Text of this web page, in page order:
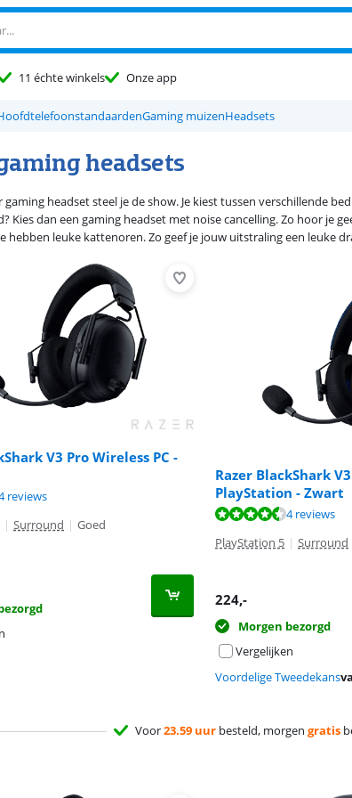
11 échte winkels Onze app
Gaming muizenHeadsets
headsets
gaming headset steel je de show. Je kiest tussen verschillende
Kies dan een gaming headset met noise cancelling. Zo hoor je
hebben leuke kattenoren. Zo geef je jouw uitstraling een leuke
V3 Pro Wireless PC -
van de 10, gebaseerd op 4 reviews.
reviews
| Surround | Goed
Razer BlackShark
PlayStation - Zwart
4 reviews
PlayStation 5 | Surround
224,-
Morgen bezorgd
Vergelijken
Voordelige Tweedekans
Voor23.59 uur besteld, morgen gratis